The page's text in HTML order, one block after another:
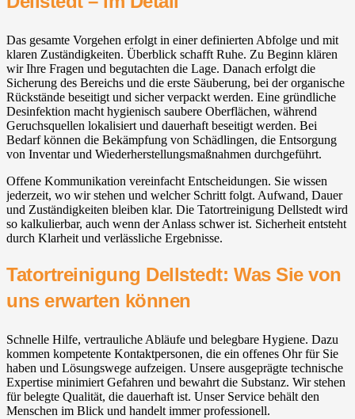
Das gesamte Vorgehen erfolgt in einer definierten Abfolge und mit
klaren Zuständigkeiten. Überblick schafft Ruhe. Zu Beginn klären
wir Ihre Fragen und begutachten die Lage. Danach erfolgt die
Sicherung des Bereichs und die erste Säuberung, bei der organische
Rückstände beseitigt und sicher verpackt werden. Eine gründliche
Desinfektion macht hygienisch saubere Oberflächen, während
Geruchsquellen lokalisiert und dauerhaft beseitigt werden. Bei
Bedarf können die Bekämpfung von Schädlingen, die Entsorgung
von Inventar und Wiederherstellungsmaßnahmen durchgeführt.
Offene Kommunikation vereinfacht Entscheidungen. Sie wissen
jederzeit, wo wir stehen und welcher Schritt folgt. Aufwand, Dauer
und Zuständigkeiten bleiben klar. Die Tatortreinigung Dellstedt wird
so kalkulierbar, auch wenn der Anlass schwer ist. Sicherheit entsteht
durch Klarheit und verlässliche Ergebnisse.
Tatortreinigung Dellstedt: Was Sie von
uns erwarten können
Schnelle Hilfe, vertrauliche Abläufe und belegbare Hygiene. Dazu
kommen kompetente Kontaktpersonen, die ein offenes Ohr für Sie
haben und Lösungswege aufzeigen. Unsere ausgeprägte technische
Expertise minimiert Gefahren und bewahrt die Substanz. Wir stehen
für belegte Qualität, die dauerhaft ist. Unser Service behält den
Menschen im Blick und handelt immer professionell.